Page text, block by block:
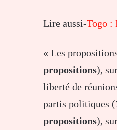
Lire aussi-Togo :
« Les
propositions),
liberté de
partis politiques (
propositions),